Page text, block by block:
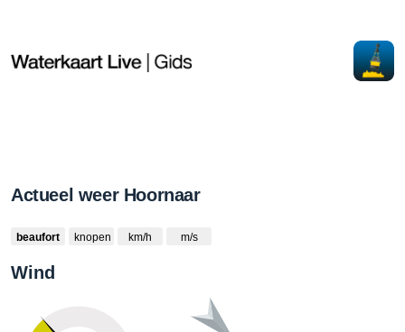
Actueel weer Hoornaar
beaufort knopen km/h m/s
Wind